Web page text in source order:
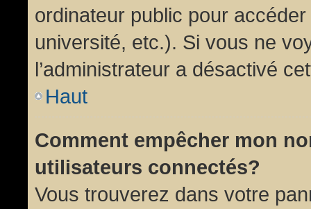
ordinateur public pour
université, etc.). Si vous ne
l’administrateur a désactivé
Haut
Comment empêcher mon
utilisateurs connectés?
Vous trouverez dans votre